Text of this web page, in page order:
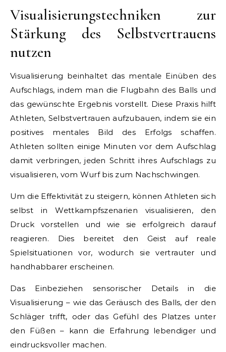
Visualisierungstechniken zur
Stärkung des Selbstvertrauens
nutzen
Visualisierung beinhaltet das mentale Einüben des
Aufschlags, indem man die Flugbahn des Balls und
das gewünschte Ergebnis vorstellt. Diese Praxis hilft
Athleten, Selbstvertrauen aufzubauen, indem sie ein
positives mentales Bild des Erfolgs schaffen.
Athleten sollten einige Minuten vor dem Aufschlag
damit verbringen, jeden Schritt ihres Aufschlags zu
visualisieren, vom Wurf bis zum Nachschwingen.
Um die Effektivität zu steigern, können Athleten sich
selbst in Wettkampfszenarien visualisieren, den
Druck vorstellen und wie sie erfolgreich darauf
reagieren. Dies bereitet den Geist auf reale
Spielsituationen vor, wodurch sie vertrauter und
handhabbarer erscheinen.
Das Einbeziehen sensorischer Details in die
Visualisierung – wie das Geräusch des Balls, der den
Schläger trifft, oder das Gefühl des Platzes unter
den Füßen – kann die Erfahrung lebendiger und
eindrucksvoller machen.